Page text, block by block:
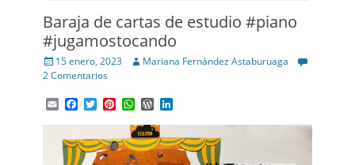
Baraja de cartas de estudio #piano
#jugamostocando
Posted
on
15 enero, 2023 Author
Mariana Fernández Astaburuaga
2 Comentarios
EmailFacebook
TwitterPinterest
WhatsApp
WordPress